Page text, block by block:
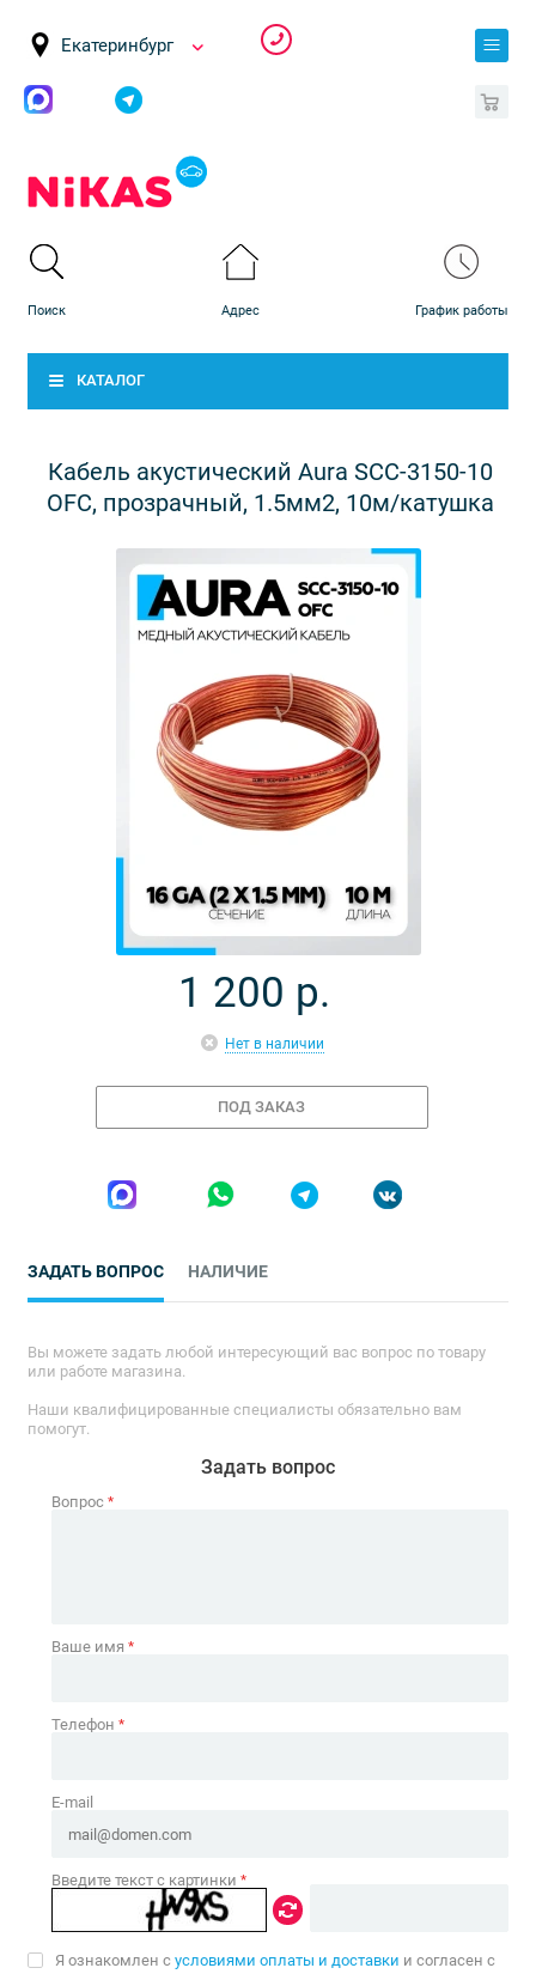
Екатеринбург
КАТАЛОГ
Кабель акустический Aura SCC-3150-10
OFC, прозрачный, 1.5мм2, 10м/катушка
1 200 р.
Нет в наличии
ПОД ЗАКАЗ
ЗАДАТЬ ВОПРОС НАЛИЧИЕ
Вы можете задать любой интересующий вас вопрос по товару
или работе магазина.
Наши квалифицированные специалисты обязательно вам
помогут.
Задать вопрос
Вопрос *
Ваше имя *
Телефон *
E-mail
Введите текст с картинки *
Я ознакомлен с условиями оплаты и доставки и согласен с